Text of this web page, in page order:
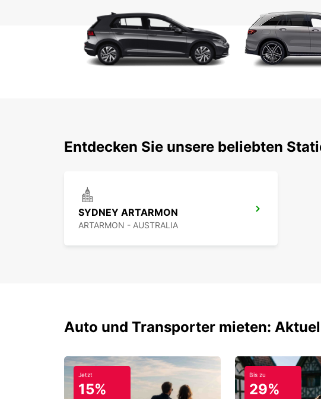
Entdecken Sie unsere beliebten
SYDNEY ARTARMON
ARTARMON - AUSTRALIA
Auto und Transporter mieten:
Jetzt
15%
Bis zu
29%